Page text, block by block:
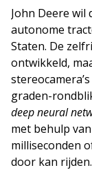
John Deere
autonome
Staten. De
ontwikkeld,
graden-
deep neural
met behulp
milliseconden
door kan rijden.